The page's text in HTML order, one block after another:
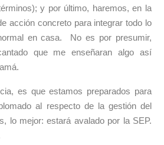
y por último, haremos, en la
acción concreto para integrar todo lo
en casa. No es por presumir,
que me enseñaran algo así
es que estamos preparados para
al respecto de la gestión del
lo mejor: estará avalado por la SEP.